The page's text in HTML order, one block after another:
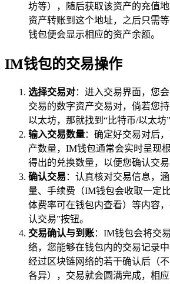
坊等），随后获取该资产的充值
资产转账到这个地址，之后只需
钱包便会显示相应的资产余额。
IM钱包的交易操作
选择交易对：进入交易界面，您
交易的数字资产交易对，倘若您
以太坊，那就找到“比特币/以太坊
输入交易数量：确定好交易对后
产数量，IM钱包通常会实时呈现
得出的兑换数量，以便您确认交易
确认交易 ：认真核对交易信息，
量、手续费（IM钱包会收取一定
体费率可在钱包内查看）等内容
认交易”按钮。
交易确认与到账：IM钱包会将交
络，您能够在钱包内的交易记录
经过区块链网络的若干确认后（
各异），交易就会圆满完成，相